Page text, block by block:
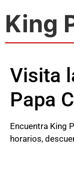
King
Visita
Papa
Encuentra King
horarios,